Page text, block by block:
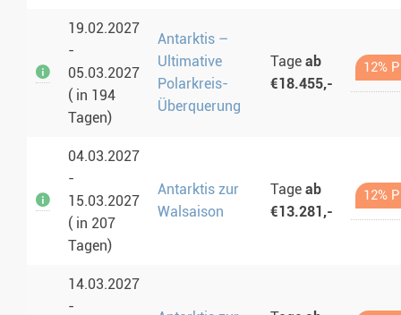
19.02.2027
-
05.03.2027
( in 194
Tagen)
Antarktis –
Ultimative
Polarkreis-
Überquerung
Tage ab
€18.455,-
12%
04.03.2027
-
15.03.2027
( in 207
Tagen)
Antarktis zur
Walsaison
Tage ab
€13.281,-
12%
14.03.2027
-